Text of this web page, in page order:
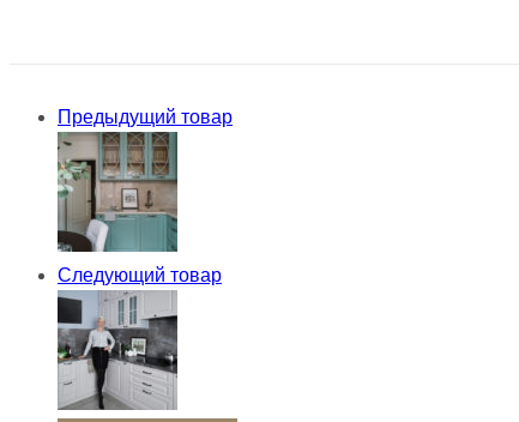
Предыдущий товар
Следующий товар